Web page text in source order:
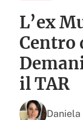
L’ex
Centro
il TAR